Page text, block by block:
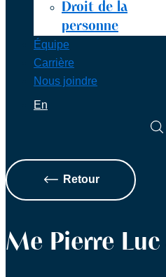
Droit de la
personne
Équipe
Carrière
Nous joindre
En
Retour
Me Pierre